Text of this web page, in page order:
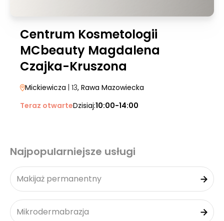
Centrum Kosmetologii
MCbeauty Magdalena
Czajka-Kruszona
Mickiewicza | 13, Rawa Mazowiecka
Teraz otwarteDzisiaj:10:00-14:00
Najpopularniejsze usługi
Makijaż permanentny
Mikrodermabrazja